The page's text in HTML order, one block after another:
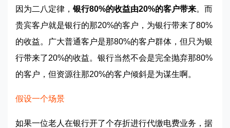
因为二八定律，银行80%的收益由20%的客户带来。而
贵宾客户就是银行的那20%的客户，为银行带来了80%
的收益。广大普通客户是那80%的客户群体，但只为银
行带来了20%的收益。银行当然不会是完全抛弃那80%
的客户，但资源往那20%的客户倾斜是为谋生啊。
假设一个场景
如果一位老人在银行开了个存折进行代缴电费业务，据